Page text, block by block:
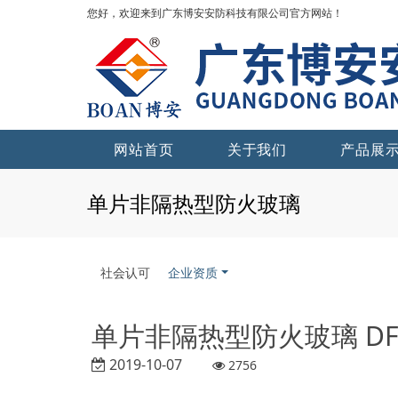
您好，欢迎来到广东博安安防科技有限公司官方网站！
网站首页 关于我们 产品展
单片非隔热型防火玻璃
社会认可 企业资质
单片非隔热型防火玻璃
2019-10-07 2756